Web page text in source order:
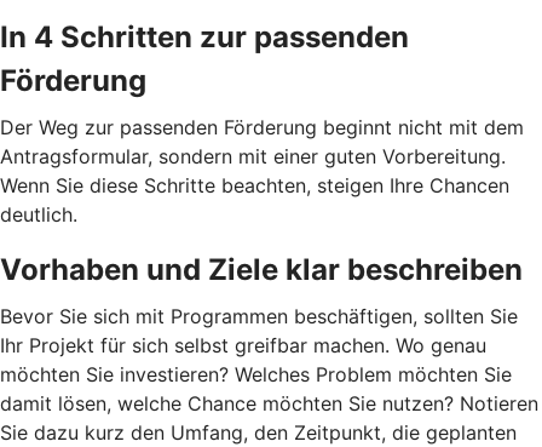
In 4 Schritten zur passenden
Förderung
Der Weg zur passenden Förderung beginnt nicht mit dem
Antragsformular, sondern mit einer guten Vorbereitung.
Wenn Sie diese Schritte beachten, steigen Ihre Chancen
deutlich.
Vorhaben und Ziele klar beschreiben
Bevor Sie sich mit Programmen beschäftigen, sollten Sie
Ihr Projekt für sich selbst greifbar machen. Wo genau
möchten Sie investieren? Welches Problem möchten Sie
damit lösen, welche Chance möchten Sie nutzen? Notieren
Sie dazu kurz den Umfang, den Zeitpunkt, die geplanten